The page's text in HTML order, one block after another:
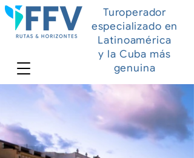
Turoperador
especializado en
Latinoamérica
y la Cuba más
genuina